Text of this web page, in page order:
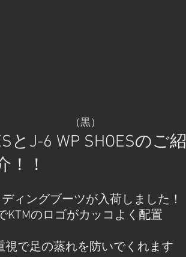
　（白)                                        （黒）
とJ-6 WP SHOESのご紹
！！
ィングブーツが入荷しました！
KTMのロゴがカッコよく配置
視で足の蒸れを防いでくれます